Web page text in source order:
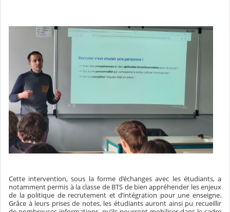
Cette intervention, sous la forme d’échanges avec les étudiants, a
notamment permis à la classe de BTS de bien appréhender les enjeux
de la politique de recrutement et d’intégration pour une enseigne.
Grâce à leurs prises de notes, les étudiants auront ainsi pu recueillir